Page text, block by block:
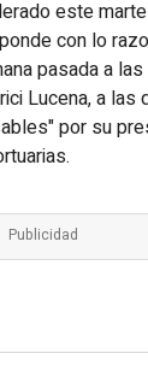
este
con lo
pasada a
Lucena, a las
por su